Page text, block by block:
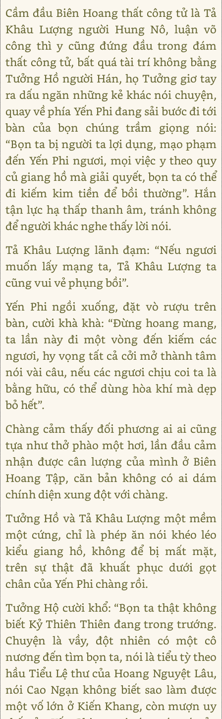
Cầm đầu Biên Hoang thất công tử là Tả
Khâu Lượng người Hung Nô, luận võ
công thì y cũng đứng đầu trong đám
thất công tử, bất quá tài trí không bằng
Tưởng Hồ người Hán, họ Tưởng giơ tay
ra dấu ngăn những kẻ khác nói chuyện,
quay về phía Yến Phi đang sải bước đi tới
bàn của bọn chúng trầm giọng nói:
“Bọn ta bị người ta lợi dụng, mạo phạm
đến Yến Phi ngươi, mọi việc y theo quy
củ giang hồ mà giải quyết, bọn ta có thể
đi kiếm kim tiền để bồi thường”. Hắn
tận lực hạ thấp thanh âm, tránh không
để người khác nghe thấy lời nói.
Tả Khâu Lượng lãnh đạm: “Nếu ngươi
muốn lấy mạng ta, Tả Khâu Lượng ta
cũng vui vẻ phụng bồi”.
Yến Phi ngồi xuống, đặt vò rượu trên
bàn, cười khà khà: “Đừng hoang mang,
ta lần này đi một vòng đến kiếm các
ngươi, hy vọng tất cả cởi mở thành tâm
nói vài câu, nếu các ngươi chịu coi ta là
bằng hữu, có thể dùng hòa khí mà dẹp
bỏ hết”.
Chàng cảm thấy đối phương ai ai cũng
tựa như thở phào một hơi, lần đầu cảm
nhận được cân lượng của mình ở Biên
Hoang Tập, căn bản không có ai dám
chính diện xung đột với chàng.
Tưởng Hồ và Tả Khâu Lượng một mềm
một cứng, chỉ là phép ăn nói khéo léo
kiểu giang hồ, không để bị mất mặt,
trên sự thật đã khuất phục dưới gọt
chân của Yến Phi chàng rồi.
Tưởng Hộ cười khổ: “Bọn ta thật không
biết Kỷ Thiên Thiên đang trong trướng.
Chuyện là vầy, đột nhiên có một cô
nương đến tìm bọn ta, nói là tiểu tỳ theo
hầu Tiểu Lệ thư của Hoang Nguyệt Lâu,
nói Cao Ngạn không biết sao làm được
một vố lớn ở Kiến Khang, còn mượn uy